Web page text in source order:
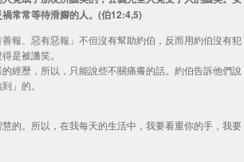
常常等待滑腳的人。(伯12:4,5)
報、惡有惡報」不但沒有幫助約伯，反而用約伯沒有犯
是被譏笑。
經歷，所以，只能說些不關痛癢的話。約伯告訴他們說
」的。
的。所以，在我每天的生活中，我要看重你的手，我要